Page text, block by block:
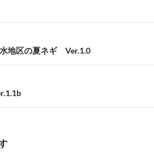
地区の夏ネギ Ver.1.0